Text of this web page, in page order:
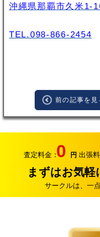
沖縄県那覇市久米1-
TEL.098-866-2454
前の記事を見
査定料金：0 円 出張
まずはお気軽
サークルは、一